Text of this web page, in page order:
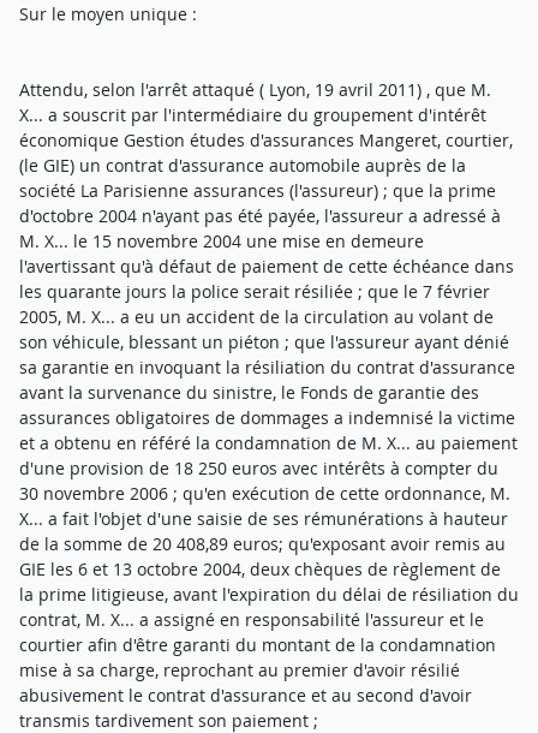
Sur le moyen unique :
Attendu, selon l'arrêt attaqué ( Lyon, 19 avril 2011) , que M.
X... a souscrit par l'intermédiaire du groupement d'intérêt
économique Gestion études d'assurances Mangeret, courtier,
(le GIE) un contrat d'assurance automobile auprès de la
société La Parisienne assurances (l'assureur) ; que la prime
d'octobre 2004 n'ayant pas été payée, l'assureur a adressé à
M. X... le 15 novembre 2004 une mise en demeure
l'avertissant qu'à défaut de paiement de cette échéance dans
les quarante jours la police serait résiliée ; que le 7 février
2005, M. X... a eu un accident de la circulation au volant de
son véhicule, blessant un piéton ; que l'assureur ayant dénié
sa garantie en invoquant la résiliation du contrat d'assurance
avant la survenance du sinistre, le Fonds de garantie des
assurances obligatoires de dommages a indemnisé la victime
et a obtenu en référé la condamnation de M. X... au paiement
d'une provision de 18 250 euros avec intérêts à compter du
30 novembre 2006 ; qu'en exécution de cette ordonnance, M.
X... a fait l'objet d'une saisie de ses rémunérations à hauteur
de la somme de 20 408,89 euros; qu'exposant avoir remis au
GIE les 6 et 13 octobre 2004, deux chèques de règlement de
la prime litigieuse, avant l'expiration du délai de résiliation du
contrat, M. X... a assigné en responsabilité l'assureur et le
courtier afin d'être garanti du montant de la condamnation
mise à sa charge, reprochant au premier d'avoir résilié
abusivement le contrat d'assurance et au second d'avoir
transmis tardivement son paiement ;